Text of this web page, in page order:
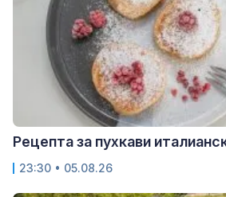
Рецепта за пухкави
23:30 • 05.08.26